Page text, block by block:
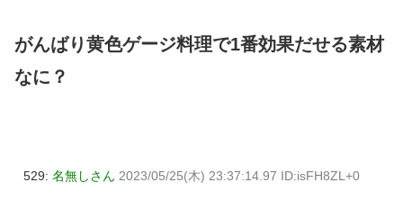
がんばり黄色ゲージ料理で1番効果だせる素材
なに？
529: 名無しさん 2023/05/25(木) 23:37:14.97 ID:isFH8ZL+0